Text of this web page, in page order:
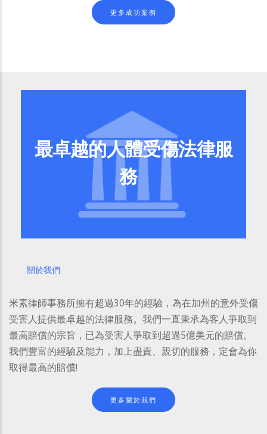
更多成功案例
最卓越的人體受傷法律服
務
關於我們
米素律師事務所擁有超過30年的經驗，為在加州的意外受傷
受害人提供最卓越的法律服務。我們一直秉承為客人爭取到
最高賠償的宗旨，已為受害人爭取到超過5億美元的賠償。
我們豐富的經驗及能力，加上盡責、親切的服務，定會為你
取得最高的賠償!
更多關於我們